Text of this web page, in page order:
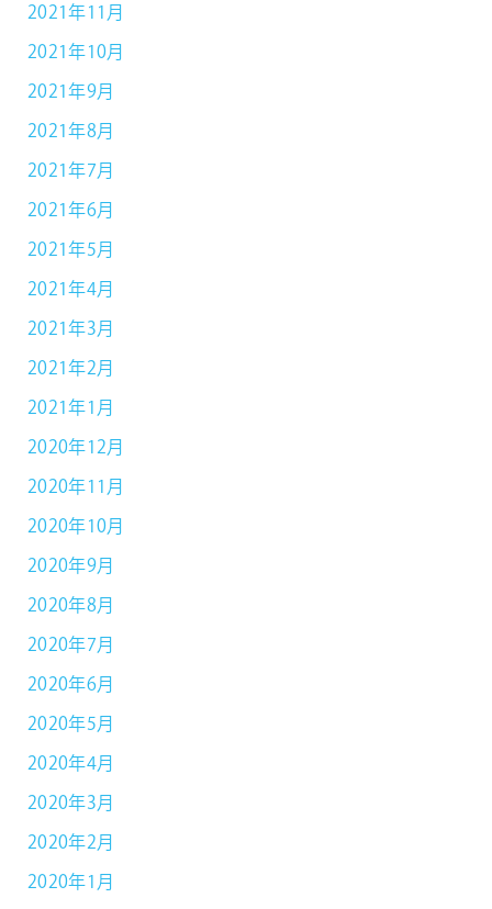
2021年11月
2021年10月
2021年9月
2021年8月
2021年7月
2021年6月
2021年5月
2021年4月
2021年3月
2021年2月
2021年1月
2020年12月
2020年11月
2020年10月
2020年9月
2020年8月
2020年7月
2020年6月
2020年5月
2020年4月
2020年3月
2020年2月
2020年1月